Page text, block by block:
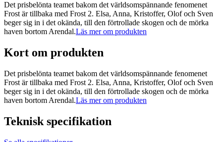
Det prisbelönta teamet bakom det världsomspännande fenomenet
Frost är tillbaka med Frost 2. Elsa, Anna, Kristoffer, Olof och Sven
beger sig in i det okända, till den förtrollade skogen och de mörka
haven bortom Arendal.Läs mer om produkten
Kort om produkten
Det prisbelönta teamet bakom det världsomspännande fenomenet
Frost är tillbaka med Frost 2. Elsa, Anna, Kristoffer, Olof och Sven
beger sig in i det okända, till den förtrollade skogen och de mörka
haven bortom Arendal.Läs mer om produkten
Teknisk specifikation